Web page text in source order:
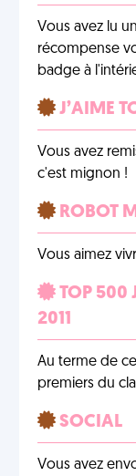
Vous avez lu
récompense
badge à
J’AIME
Vous avez
c'est mignon !
ROBOT
Vous aimez
TOP 500
2011
Au terme de
premiers du
SOCIAL
Vous avez